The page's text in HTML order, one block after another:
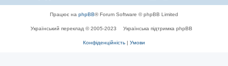
Працює на phpBB® Forum Software © phpBB Limited
Український переклад © 2005-2023 Українська підтримка phpBB
Конфіденційність | Умови